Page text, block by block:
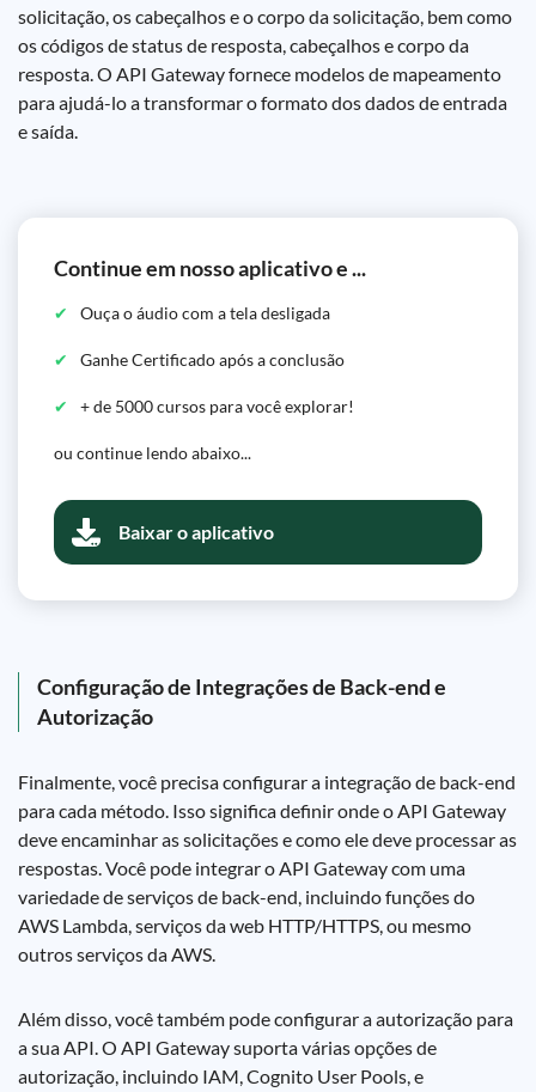
solicitação, os cabeçalhos e o corpo da solicitação, bem como
os códigos de status de resposta, cabeçalhos e corpo da
resposta. O API Gateway fornece modelos de mapeamento
para ajudá-lo a transformar o formato dos dados de entrada
e saída.
Continue em nosso aplicativo e ...
Ouça o áudio com a tela desligada
Ganhe Certificado após a conclusão
+ de 5000 cursos para você explorar!
ou continue lendo abaixo...
Baixar o aplicativo
Configuração de Integrações de Back-end e
Autorização
Finalmente, você precisa configurar a integração de back-end
para cada método. Isso significa definir onde o API Gateway
deve encaminhar as solicitações e como ele deve processar as
respostas. Você pode integrar o API Gateway com uma
variedade de serviços de back-end, incluindo funções do
AWS Lambda, serviços da web HTTP/HTTPS, ou mesmo
outros serviços da AWS.
Além disso, você também pode configurar a autorização para
a sua API. O API Gateway suporta várias opções de
autorização, incluindo IAM, Cognito User Pools, e